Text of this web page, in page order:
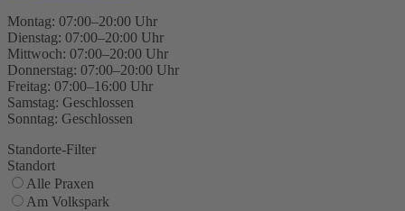
Montag: 07:00–20:00 Uhr
Dienstag: 07:00–20:00 Uhr
Mittwoch: 07:00–20:00 Uhr
Donnerstag: 07:00–20:00 Uhr
Freitag: 07:00–16:00 Uhr
Samstag: Geschlossen
Sonntag: Geschlossen
Standorte-Filter
Standort
Alle Praxen
Am Volkspark